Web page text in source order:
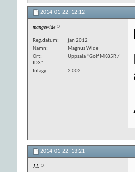
2014-01-22, 12:12
mangewide
Reg.datum
jan 2012
Namn
Magnus Wide
Ort
Uppsala *Golf MK85R /
ID3*
Inlägg
2 002
2014-01-22, 13:21
J.L